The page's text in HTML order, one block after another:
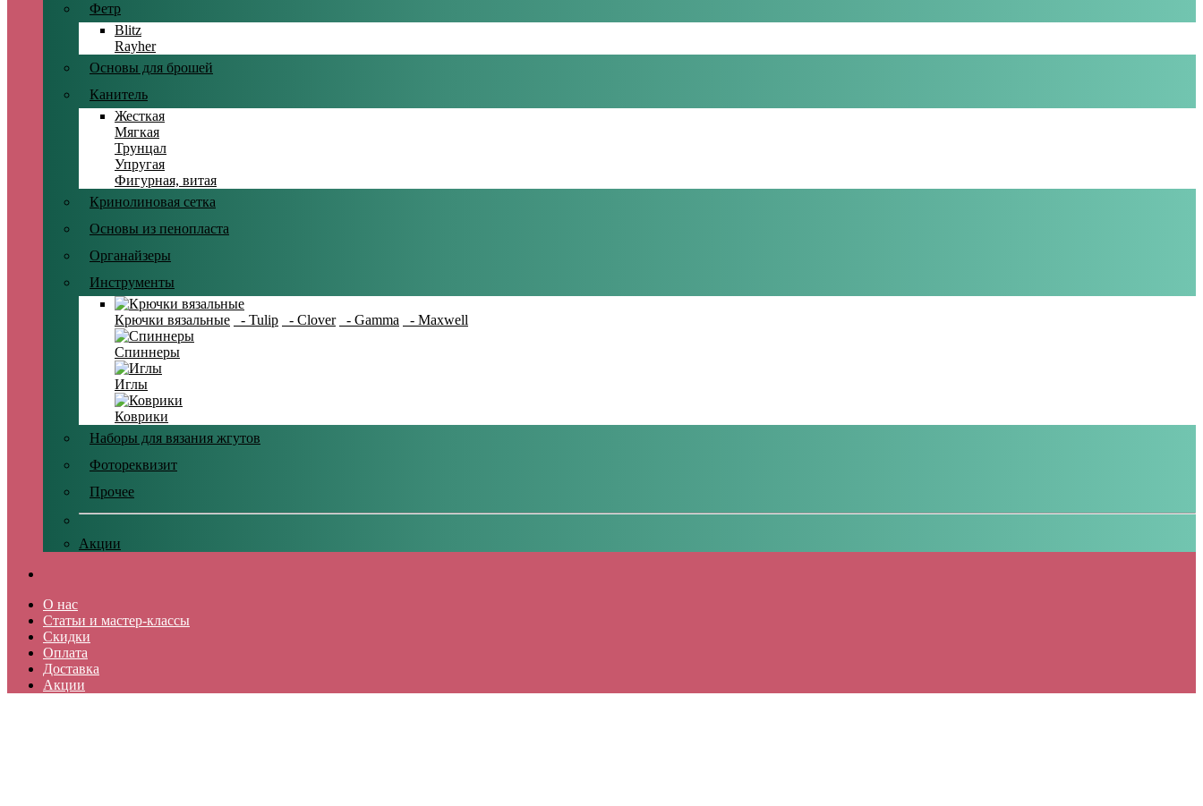
Фетр
Blitz
Rayher
Основы для брошей
Канитель
Жесткая
Мягкая
Трунцал
Упругая
Фигурная, витая
Кринолиновая сетка
Основы из пенопласта
Органайзеры
Инструменты
Крючки вязальные - Tulip - Clover - Gamma - Maxwell
Спиннеры
Иглы
Коврики
Наборы для вязания жгутов
Фотореквизит
Прочее
Акции
О нас
Статьи и мастер-классы
Скидки
Оплата
Доставка
Акции